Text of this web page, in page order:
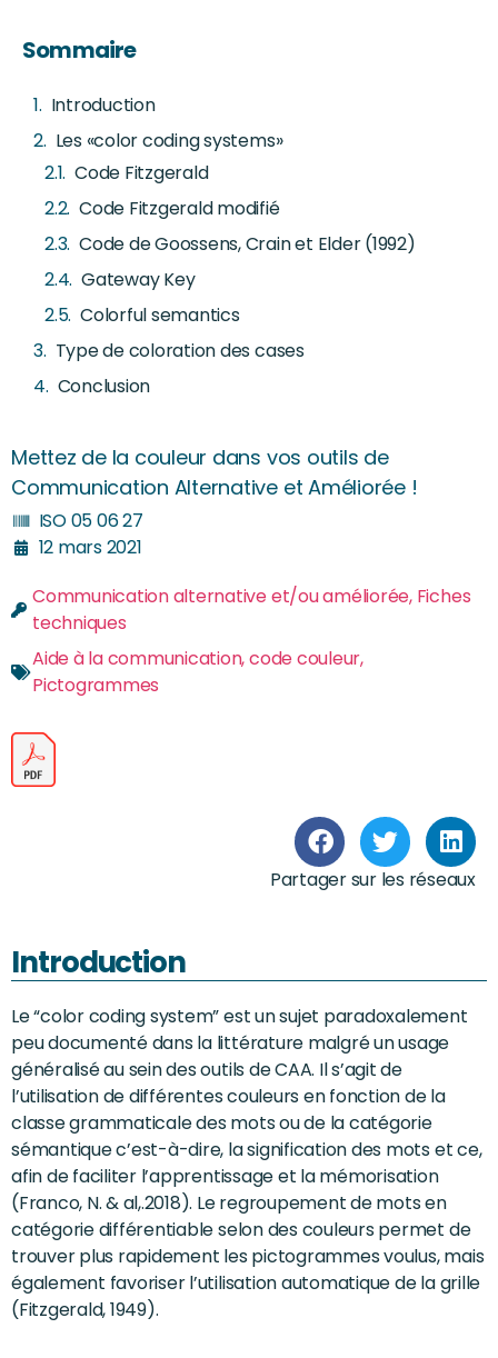
Sommaire
Introduction
Les «color coding systems»
Code Fitzgerald
Code Fitzgerald modifié
Code de Goossens, Crain et Elder (1992)
Gateway Key
Colorful semantics
Type de coloration des cases
Conclusion
Mettez de la couleur dans vos outils de
Communication Alternative et Améliorée !
ISO 05 06 27
12 mars 2021
Communication alternative et/ou améliorée, Fiches
techniques
Aide à la communication,code couleur,
Pictogrammes
Partager sur les réseaux
Introduction
Le “color coding system” est un sujet paradoxalement
peu documenté dans la littérature malgré un usage
généralisé au sein des outils de CAA. Il s’agit de
l’utilisation de différentes couleurs en fonction de la
classe grammaticale des mots ou de la catégorie
sémantique c’est-à-dire, la signification des mots et ce,
afin de faciliter l’apprentissage et la mémorisation
(Franco, N. & al,.2018). Le regroupement de mots en
catégorie différentiable selon des couleurs permet de
trouver plus rapidement les pictogrammes voulus, mais
également favoriser l’utilisation automatique de la grille
(Fitzgerald, 1949).